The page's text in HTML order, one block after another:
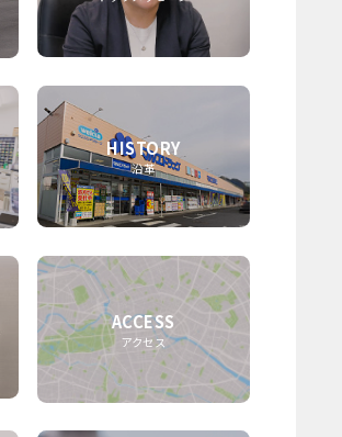
HISTORY
沿革
ACCESS
アクセス